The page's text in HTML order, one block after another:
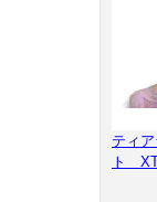
ティ
ト